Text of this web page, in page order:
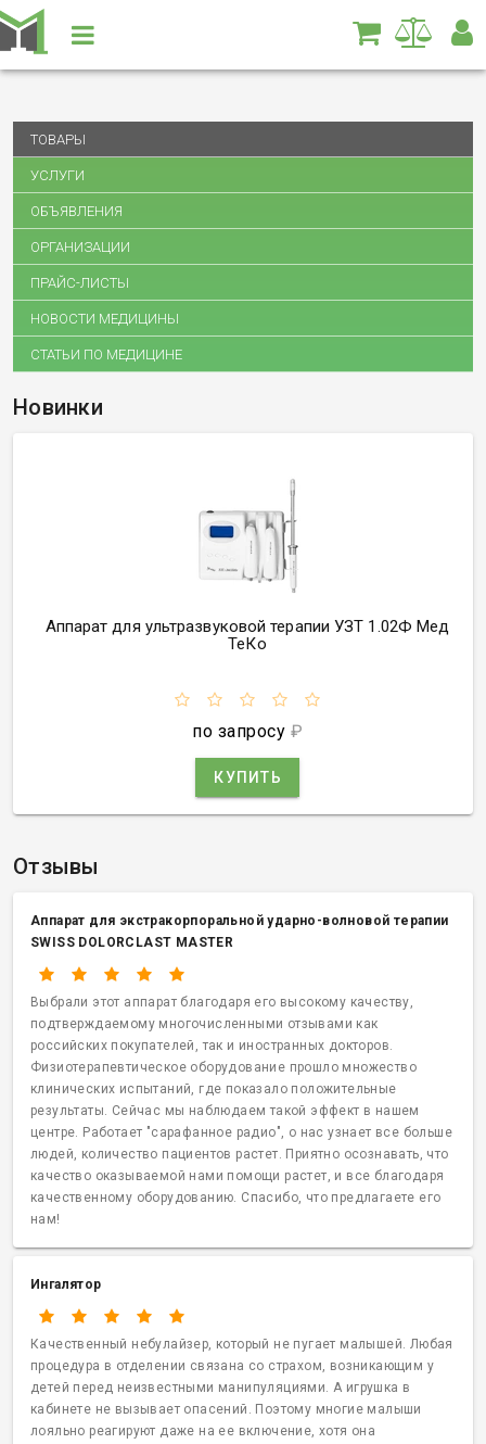
ТОВАРЫ
УСЛУГИ
ОБЪЯВЛЕНИЯ
ОРГАНИЗАЦИИ
ПРАЙС-ЛИСТЫ
НОВОСТИ МЕДИЦИНЫ
СТАТЬИ ПО МЕДИЦИНЕ
Новинки
Аппарат для ультразвуковой терапии УЗТ 1.02Ф Мед
ТеКо
по запросу ₽
КУПИТЬ
Отзывы
Аппарат для экстракорпоральной ударно-волновой терапии
SWISS DOLORCLAST MASTER
Выбрали этот аппарат благодаря его высокому качеству,
подтверждаемому многочисленными отзывами как
российских покупателей, так и иностранных докторов.
Физиотерапевтическое оборудование прошло множество
клинических испытаний, где показало положительные
результаты. Сейчас мы наблюдаем такой эффект в нашем
центре. Работает "сарафанное радио", о нас узнает все больше
людей, количество пациентов растет. Приятно осознавать, что
качество оказываемой нами помощи растет, и все благодаря
качественному оборудованию. Спасибо, что предлагаете его
нам!
Ингалятор
Качественный небулайзер, который не пугает малышей. Любая
процедура в отделении связана со страхом, возникающим у
детей перед неизвестными манипуляциями. А игрушка в
кабинете не вызывает опасений. Поэтому многие малыши
лояльно реагируют даже на ее включение, хотя она